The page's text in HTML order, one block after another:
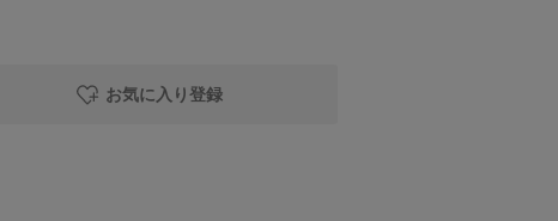
お気に入り登録